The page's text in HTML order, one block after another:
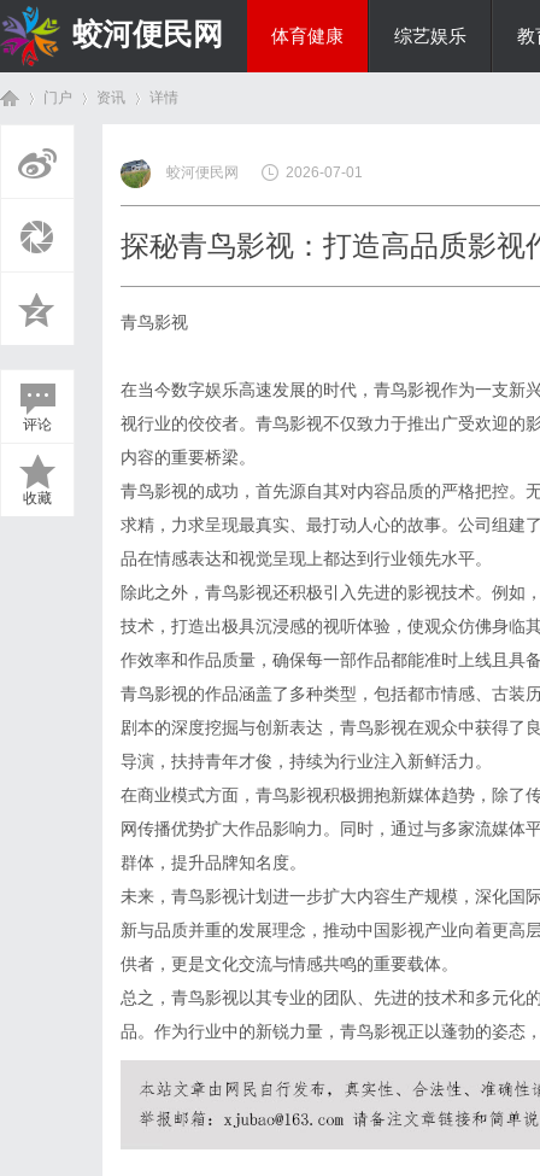
蛟河便民网 体育健康 综艺娱乐 教
门户 资讯
›
详情
评论
收藏
蛟河便民网 2026-07-01
探秘青鸟影视：打造高品质影视
青鸟影视
在当今数字娱乐高速发展的时代，青鸟影视作为一支新
视行业的佼佼者。青鸟影视不仅致力于推出广受欢迎的
内容的重要桥梁。
青鸟影视的成功，首先源自其对内容品质的严格把控。
求精，力求呈现最真实、最打动人心的故事。公司组建
品在情感表达和视觉呈现上都达到行业领先水平。
除此之外，青鸟影视还积极引入先进的影视技术。例如
技术，打造出极具沉浸感的视听体验，使观众仿佛身临
作效率和作品质量，确保每一部作品都能准时上线且具
青鸟影视的作品涵盖了多种类型，包括都市情感、古装
剧本的深度挖掘与创新表达，青鸟影视在观众中获得了
导演，扶持青年才俊，持续为行业注入新鲜活力。
在商业模式方面，青鸟影视积极拥抱新媒体趋势，除了
网传播优势扩大作品影响力。同时，通过与多家流媒体
群体，提升品牌知名度。
未来，青鸟影视计划进一步扩大内容生产规模，深化国
新与品质并重的发展理念，推动中国影视产业向着更高
供者，更是文化交流与情感共鸣的重要载体。
总之，青鸟影视以其专业的团队、先进的技术和多元化
品。作为行业中的新锐力量，青鸟影视正以蓬勃的姿态